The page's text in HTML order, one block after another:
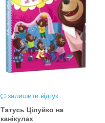
залишити відгук
Татусь Цілуйко на
канікулах